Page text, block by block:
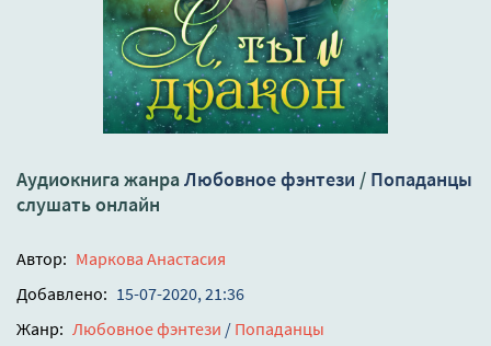
Аудиокнига жанра Любовное фэнтези / Попаданцы
слушать онлайн
Автор: Маркова Анастасия
Добавлено: 15-07-2020, 21:36
Жанр: Любовное фэнтези / Попаданцы